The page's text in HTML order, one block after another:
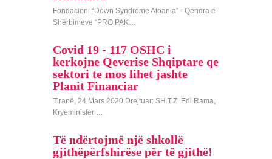
Fondacioni “Down Syndrome Albania” - Qendra e
Shërbimeve “PRO PAK…
Covid 19 - 117 OSHC i
kerkojne Qeverise Shqiptare qe
sektori te mos lihet jashte
Planit Financiar
Tiranë, 24 Mars 2020 Drejtuar: SH.T.Z. Edi Rama,
Kryeministër …
Të ndërtojmë një shkollë
gjithëpërfshirëse për të gjithë!